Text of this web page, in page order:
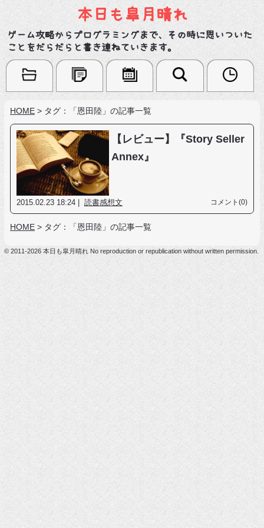
本日も皐月晴れ
ゲーム攻略からプログラミングまで、その時に思いついた
ことをだらだらと書き連ねていきます。
HOME > タグ：「恩田陸」の記事一覧
【レビュー】『Story Seller
Annex』
2015.02.23 18:24 | 読書感想文 コメント(0)
HOME > タグ：「恩田陸」の記事一覧
© 2011-2026 本日も皐月晴れ No reproduction or republication without written permission.